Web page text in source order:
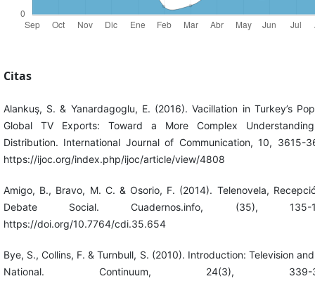
Citas
Alankuş, S. & Yanardagoglu, E. (2016). Vacillation in Turkey’s
Global TV Exports: Toward a More Complex
Distribution. International Journal of Communication, 10, 3615-
https://ijoc.org/index.php/ijoc/article/view/4808
Amigo, B., Bravo, M. C. & Osorio, F. (2014). Telenovela,
Debate Social. Cuadernos.info, (35), 135-
https://doi.org/10.7764/cdi.35.654
Bye, S., Collins, F. & Turnbull, S. (2010). Introduction: Television
National. Continuum, 24(3), 339-